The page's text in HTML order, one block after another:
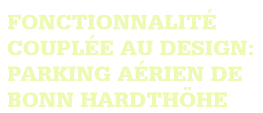
FONCTIONNALITÉ
COUPLÉE AU DESIGN:
PARKING AÉRIEN DE
BONN HARDTHÖHE